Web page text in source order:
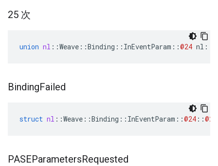
25 次
union nl ::Weave ::Binding :: InEventParam ::@24 nl ::
BindingFailed
struct nl ::Weave ::Binding :: InEventParam ::@24 ::@27
PASEParametersRequested